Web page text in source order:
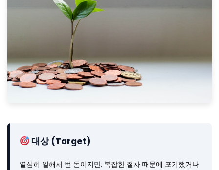
대상 (Target)
열심히 일해서 번 돈이지만, 복잡한 절차 때문에 포기했거나